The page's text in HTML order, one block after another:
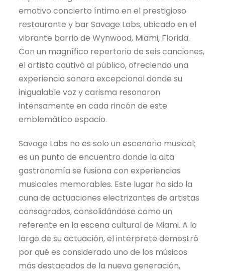
emotivo concierto íntimo en el prestigioso
restaurante y bar Savage Labs, ubicado en el
vibrante barrio de Wynwood, Miami, Florida.
Con un magnífico repertorio de seis canciones,
el artista cautivó al público, ofreciendo una
experiencia sonora excepcional donde su
inigualable voz y carisma resonaron
intensamente en cada rincón de este
emblemático espacio.
Savage Labs no es solo un escenario musical;
es un punto de encuentro donde la alta
gastronomía se fusiona con experiencias
musicales memorables. Este lugar ha sido la
cuna de actuaciones electrizantes de artistas
consagrados, consolidándose como un
referente en la escena cultural de Miami. A lo
largo de su actuación, el intérprete demostró
por qué es considerado uno de los músicos
más destacados de la nueva generación,